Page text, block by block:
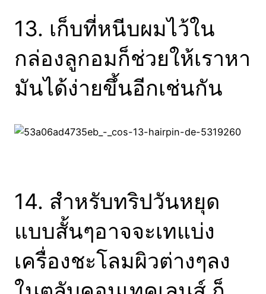
13. เก็บที่หนีบผมไว้ใน
กล่องลูกอมก็ช่วยให้เราหา
มันได้ง่ายขึ้นอีกเช่นกัน
14. สำหรับทริปวันหยุด
แบบสั้นๆอาจจะเทแบ่ง
เครื่องชะโลมผิวต่างๆลง